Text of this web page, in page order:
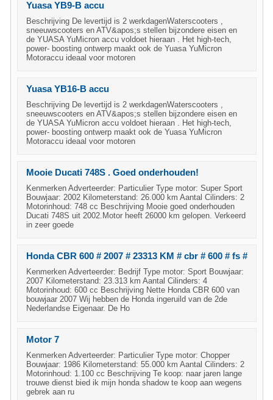
Yuasa YB9-B accu
Beschrijving De levertijd is 2 werkdagenWaterscooters ,
sneeuwscooters en ATV&apos;s stellen bijzondere eisen en
de YUASA YuMicron accu voldoet hieraan . Het high-tech,
power- boosting ontwerp maakt ook de Yuasa YuMicron
Motoraccu ideaal voor motoren
Yuasa YB16-B accu
Beschrijving De levertijd is 2 werkdagenWaterscooters ,
sneeuwscooters en ATV&apos;s stellen bijzondere eisen en
de YUASA YuMicron accu voldoet hieraan . Het high-tech,
power- boosting ontwerp maakt ook de Yuasa YuMicron
Motoraccu ideaal voor motoren
Mooie Ducati 748S . Goed onderhouden!
Kenmerken Adverteerder: Particulier Type motor: Super Sport
Bouwjaar: 2002 Kilometerstand: 26.000 km Aantal Cilinders: 2
Motorinhoud: 748 cc Beschrijving Mooie goed onderhouden
Ducati 748S uit 2002.Motor heeft 26000 km gelopen. Verkeerd
in zeer goede
Honda CBR 600 # 2007 # 23313 KM # cbr # 600 # fs #
Kenmerken Adverteerder: Bedrijf Type motor: Sport Bouwjaar:
2007 Kilometerstand: 23.313 km Aantal Cilinders: 4
Motorinhoud: 600 cc Beschrijving Nette Honda CBR 600 van
bouwjaar 2007 Wij hebben de Honda ingeruild van de 2de
Nederlandse Eigenaar. De Ho
Motor 7
Kenmerken Adverteerder: Particulier Type motor: Chopper
Bouwjaar: 1986 Kilometerstand: 55.000 km Aantal Cilinders: 2
Motorinhoud: 1.100 cc Beschrijving Te koop: naar jaren lange
trouwe dienst bied ik mijn honda shadow te koop aan wegens
gebrek aan ru